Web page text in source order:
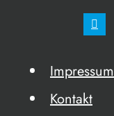
Impressum
Kontakt